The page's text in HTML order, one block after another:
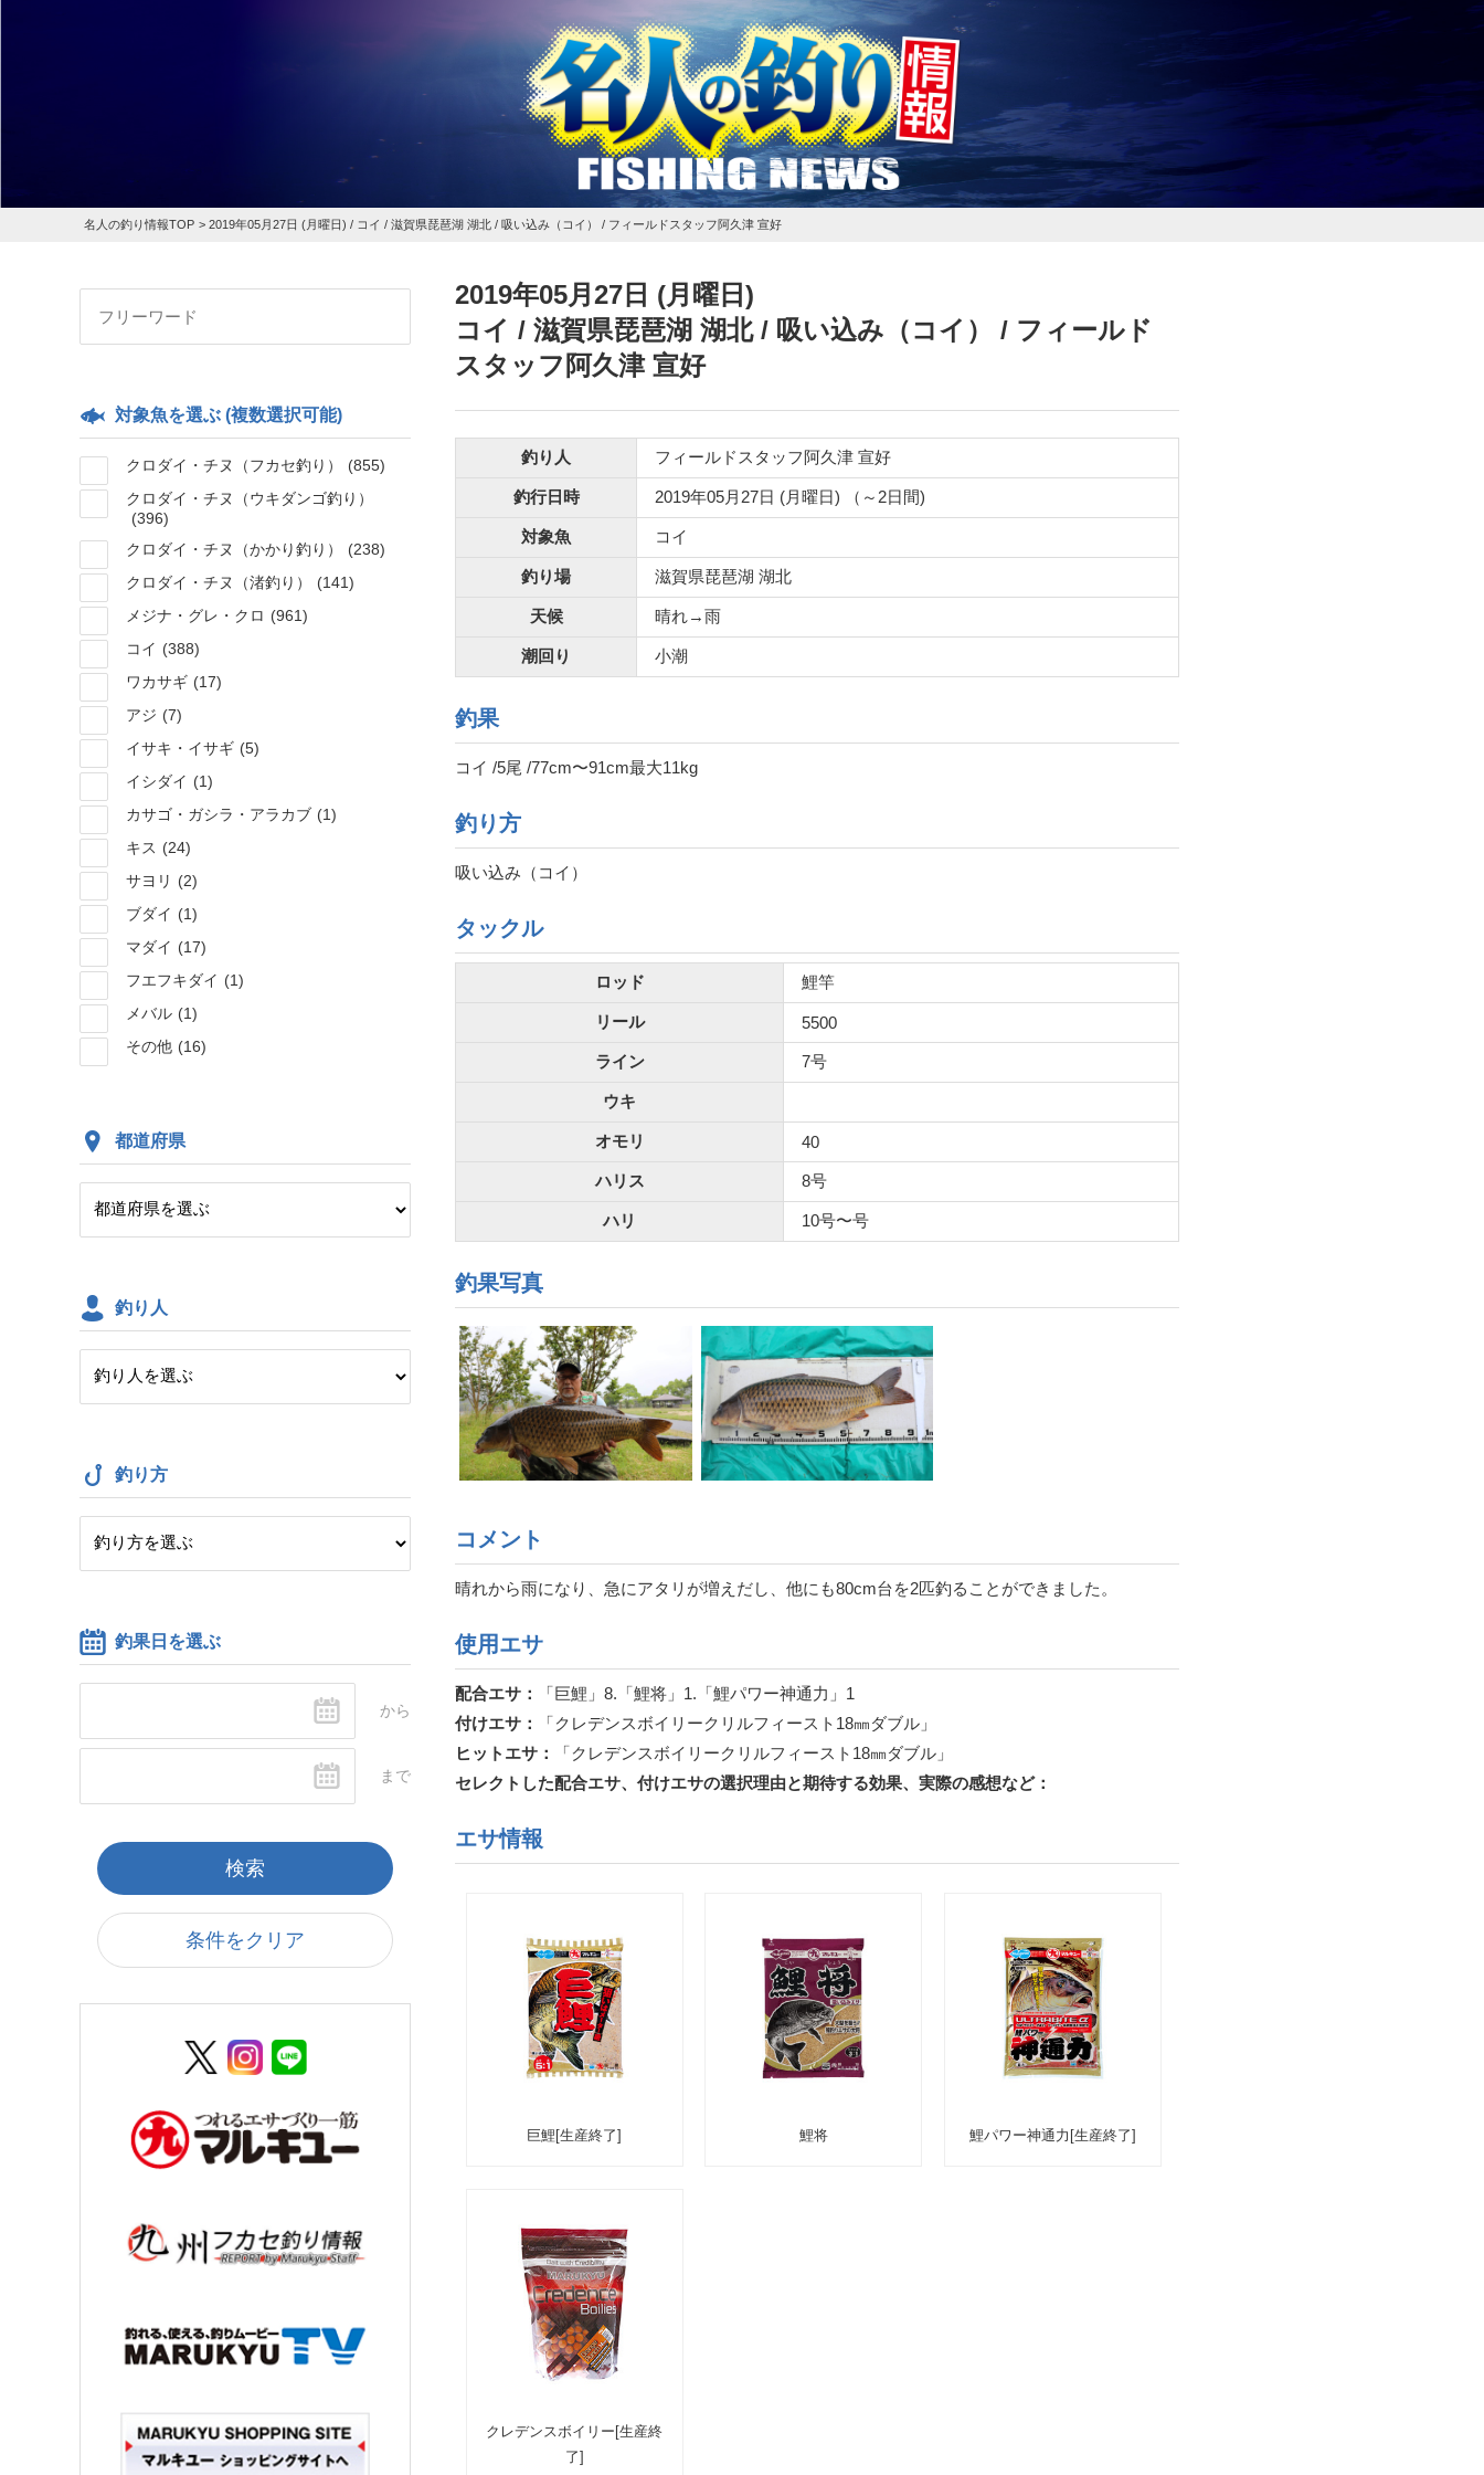
名人の釣り情報TOP > 2019年05月27日 (月曜日) / コイ / 滋賀県琵琶湖 湖北 / 吸い込み（コイ） / フィールドスタッフ阿久津 宣好
対象魚を選ぶ (複数選択可能)
クロダイ・チヌ（フカセ釣り）
(855)
クロダイ・チヌ（ウキダンゴ釣り）
(396)
クロダイ・チヌ（かかり釣り）
(238)
クロダイ・チヌ（渚釣り）
(141)
メジナ・グレ・クロ (961)
コイ (388)
ワカサギ (17)
アジ (7)
イサキ・イサギ (5)
イシダイ (1)
カサゴ・ガシラ・アラカブ (1)
キス (24)
サヨリ (2)
ブダイ (1)
マダイ (17)
フエフキダイ (1)
メバル (1)
その他 (16)
都道府県
釣り人
釣り方
釣果日を選ぶ
条件をクリア
2019年05月27日 (月曜日)
コイ / 滋賀県琵琶湖 湖北 / 吸い込み（コイ） / フィールド
スタッフ阿久津 宣好
釣り人 フィールドスタッフ阿久津 宣好
釣行日時 2019年05月27日 (月曜日) （～2日間)
対象魚 コイ
釣り場 滋賀県琵琶湖 湖北
天候 晴れ→雨
潮回り 小潮
釣果
コイ /5尾 /77cm〜91cm最大11kg
釣り方
吸い込み（コイ）
タックル
ロッド 鯉竿
リール 5500
ライン 7号
ウキ
オモリ 40
ハリス 8号
ハリ 10号〜号
釣果写真
コメント
晴れから雨になり、急にアタリが増えだし、他にも80cm台を2匹釣ることができました。
使用エサ
配合エサ：
「巨鯉」8.「鯉将」1.「鯉パワー神通力」1
付けエサ：
「クレデンスボイリークリルフィースト18㎜ダブル」
ヒットエサ：
「クレデンスボイリークリルフィースト18㎜ダブル」
セレクトした配合エサ、付けエサの選択理由と期待する効果、実際の感想など：
エサ情報
巨鯉[生産終了] 鯉将 鯉パワー神通力[生産終了]
クレデンスボイリー[生産終
了]